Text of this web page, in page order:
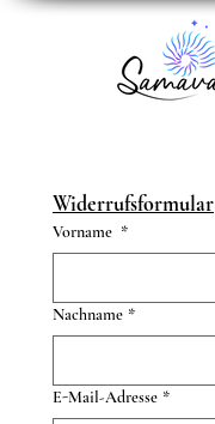
Widerrufsformular
Vorname *
Nachname *
E-Mail-Adresse *